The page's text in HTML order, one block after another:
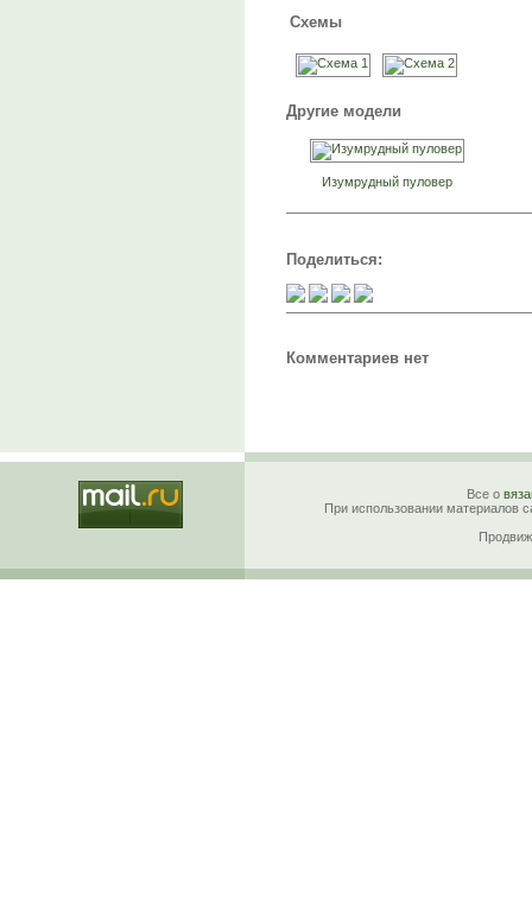
Схемы
Другие модели
Изумрудный пуловер
Поделиться:
Комментариев нет
Все о
При использовании материалов